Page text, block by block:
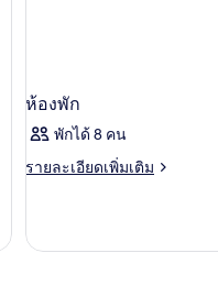
ห้องพัก
พักได้ 8 คน
รายละเอียดเพิ่มเติม
ราย
เกี่ยว